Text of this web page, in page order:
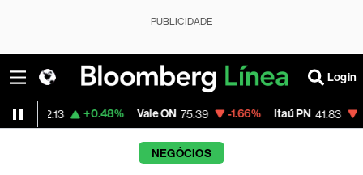
PUBLICIDADE
Login
+0.48% Vale ON 75.39 -1.66% Itaú PN 41.83 -1.30%
NEGÓCIOS